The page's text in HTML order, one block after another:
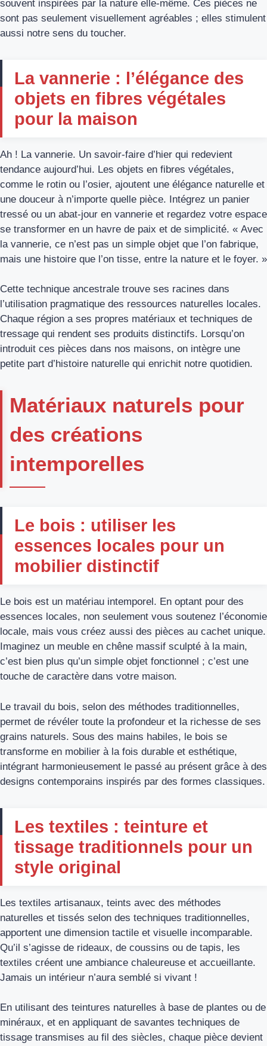
souvent inspirées par la nature elle-même. Ces pièces ne
sont pas seulement visuellement agréables ; elles stimulent
aussi notre sens du toucher.
La vannerie : l’élégance des
objets en fibres végétales
pour la maison
Ah ! La vannerie. Un savoir-faire d’hier qui redevient
tendance aujourd’hui. Les objets en fibres végétales,
comme le rotin ou l’osier, ajoutent une élégance naturelle et
une douceur à n’importe quelle pièce. Intégrez un panier
tressé ou un abat-jour en vannerie et regardez votre espace
se transformer en un havre de paix et de simplicité. « Avec
la vannerie, ce n’est pas un simple objet que l’on fabrique,
mais une histoire que l’on tisse, entre la nature et le foyer. »
Cette technique ancestrale trouve ses racines dans
l’utilisation pragmatique des ressources naturelles locales.
Chaque région a ses propres matériaux et techniques de
tressage qui rendent ses produits distinctifs. Lorsqu’on
introduit ces pièces dans nos maisons, on intègre une
petite part d’histoire naturelle qui enrichit notre quotidien.
Matériaux naturels pour
des créations
intemporelles
Le bois : utiliser les
essences locales pour un
mobilier distinctif
Le bois est un matériau intemporel. En optant pour des
essences locales, non seulement vous soutenez l’économie
locale, mais vous créez aussi des pièces au cachet unique.
Imaginez un meuble en chêne massif sculpté à la main,
c’est bien plus qu’un simple objet fonctionnel ; c’est une
touche de caractère dans votre maison.
Le travail du bois, selon des méthodes traditionnelles,
permet de révéler toute la profondeur et la richesse de ses
grains naturels. Sous des mains habiles, le bois se
transforme en mobilier à la fois durable et esthétique,
intégrant harmonieusement le passé au présent grâce à des
designs contemporains inspirés par des formes classiques.
Les textiles : teinture et
tissage traditionnels pour un
style original
Les textiles artisanaux, teints avec des méthodes
naturelles et tissés selon des techniques traditionnelles,
apportent une dimension tactile et visuelle incomparable.
Qu’il s’agisse de rideaux, de coussins ou de tapis, les
textiles créent une ambiance chaleureuse et accueillante.
Jamais un intérieur n’aura semblé si vivant !
En utilisant des teintures naturelles à base de plantes ou de
minéraux, et en appliquant de savantes techniques de
tissage transmises au fil des siècles, chaque pièce devient